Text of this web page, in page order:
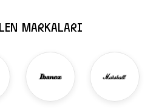
MARKALARI